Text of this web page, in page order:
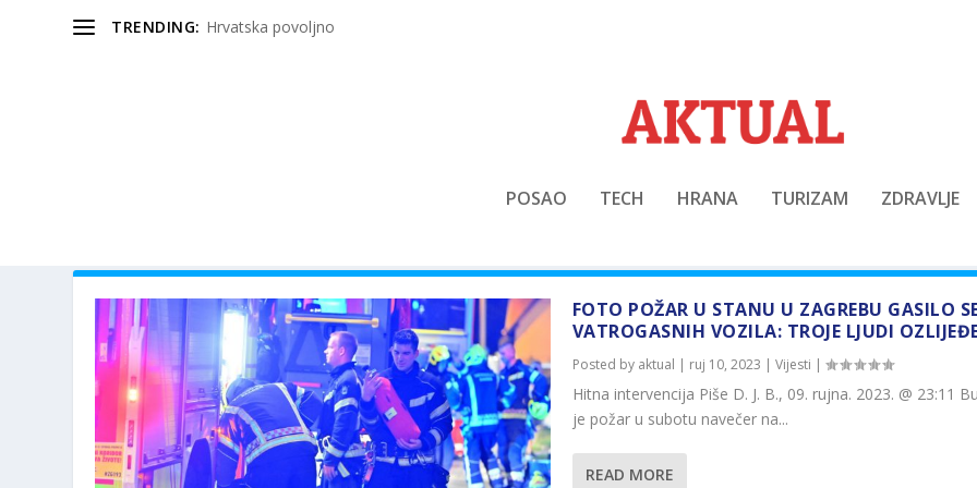
TRENDING: Hrvatska povoljno
POSAO TECH HRANA TURIZAM ZDRAVLJE
FOTO POŽAR U STANU U ZAGREBU GASILO
VATROGASNIH VOZILA: TROJE LJUDI
Posted by aktual | ruj 10, 2023 | Vijesti |
Hitna intervencija Piše D. J. B., 09. rujna. 2023. @ 23:11
je požar u subotu navečer na...
READ MORE